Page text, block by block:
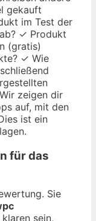
gekauft
im Test der
✓ Produkt
(gratis)
✓ Wie
zeigen dir
auf, mit den
ist ein
für das
Sie
sein,